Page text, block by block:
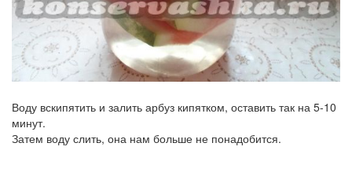
Воду вскипятить и залить арбуз кипятком, оставить так на 5-10
минут.
Затем воду слить, она нам больше не понадобится.